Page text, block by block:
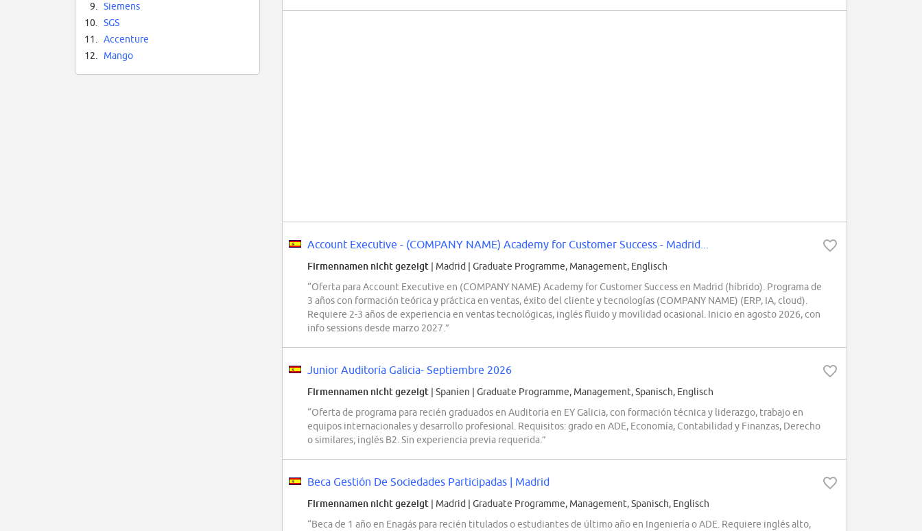
Account Executive - (COMPANY NAME) Academy for Customer Success - Madrid...
Firmennamen nicht gezeigt | Madrid | Graduate Programme, Management, Englisch
“Oferta para Account Executive en (COMPANY NAME) Academy for Customer Success en Madrid (híbrido). Programa de
3 años con formación teórica y práctica en ventas, éxito del cliente y tecnologías (COMPANY NAME) (ERP, IA, cloud).
Requiere 2-3 años de experiencia en ventas tecnológicas, inglés fluido y movilidad ocasional. Inicio en agosto 2026, con
info sessions desde marzo 2027.”
Junior Auditoría Galicia- Septiembre 2026
Firmennamen nicht gezeigt | Spanien | Graduate Programme, Management, Spanisch, Englisch
“Oferta de programa para recién graduados en Auditoría en EY Galicia, con formación técnica y liderazgo, trabajo en
equipos internacionales y desarrollo profesional. Requisitos: grado en ADE, Economía, Contabilidad y Finanzas, Derecho
o similares; inglés B2. Sin experiencia previa requerida.”
Beca Gestión De Sociedades Participadas | Madrid
Firmennamen nicht gezeigt | Madrid | Graduate Programme, Management, Spanisch, Englisch
“Beca de 1 año en Enagás para recién titulados o estudiantes de último año en Ingeniería o ADE. Requiere inglés alto,
9.
Siemens
10.
SGS
11.
Accenture
12.
Mango